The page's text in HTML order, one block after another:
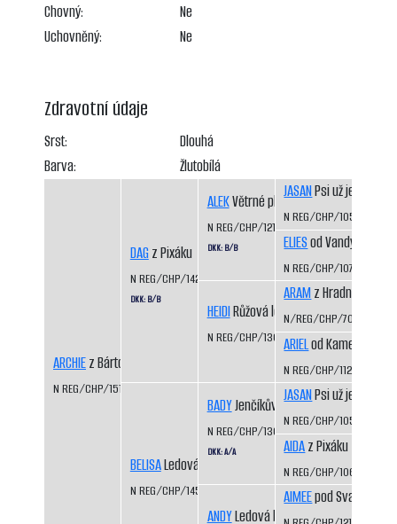
Chovný:
Ne
Uchovněný:
Ne
Zdravotní údaje
Srst:
Dlouhá
Barva:
Žlutobílá
ARCHIEz Bártova háje
N REG/CHP/1515/09/11
DAGz Pixáku
N REG/CHP/1425/07/09
DKK: B/B
BELISALedová bouře
N REG/CHP/1453/07/09
ALEKVětrné pláně
N REG/CHP/1217/01/05
DKK: B/B
HEIDIRůžová louka
N REG/CHP/1306/03/05
BADYJenčíkův les
N REG/CHP/1308/03/06
DKK: A/A
ANDYLedová bouře
JASANPsi už jedou
N REG/CHP/1050/98/
ELIESod Vandy z Hájů
N REG/CHP/1074/98/00
ARAMz Hradního
N/REG/CHP/703/93/94
ARIELod Kamenité
N REG/CHP/1129/99/01
JASANPsi už jedou
N REG/CHP/1050/98/
AIDAz Pixáku
N REG/CHP/1066/98/
AIMEEpod Svatou